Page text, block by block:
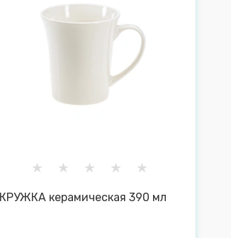
КРУЖКА керамическая 390 мл